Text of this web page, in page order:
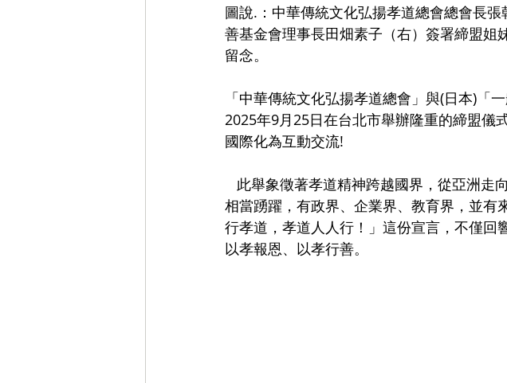
圖說.：中華傳統文化弘揚孝道總會總會長
善基金會理事長田畑素子（右）簽署締盟姐
留念。
「中華傳統文化弘揚孝道總會」與(日本)「
2025年9月25日在台北市舉辦隆重的締盟儀
國際化為互動交流!
相當踴躍，有政界、企業界、教育界，並有
行孝道，孝道人人行！」這份宣言，不僅
以孝報恩、以孝行善。